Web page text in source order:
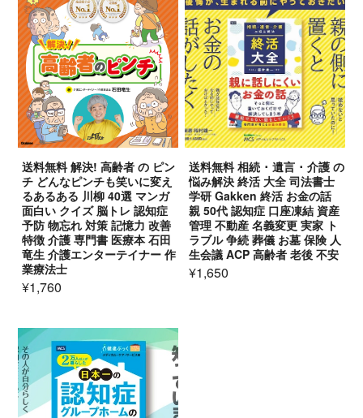
送料無料 解決! 高齢者 の ピン
チ どんなピンチも笑いに変え
るあるある 川柳 40選 マンガ
面白い クイズ 脳トレ 認知症
予防 物忘れ 対策 記憶力 改善
特徴 介護 専門書 医療本 石田
竜生 介護エンターテイナー 作
業療法士
¥1,760
送料無料 相続 ･ 遺言 ･ 介護 の
悩み解決 終活 大全 司法書士
学研 Gakken 終活 お金の話
親 50代 認知症 口座凍結 資産
管理 不動産 名義変更 実家 ト
ラブル 争続 葬儀 お墓 保険 人
生会議 ACP 高齢者 老後 不安
¥1,650